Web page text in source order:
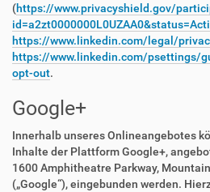
(https://www.privacyshield.gov/
https://www.linkedin.com/legal/
https://www.linkedin.com/psettings/
opt-out.
Google+
Innerhalb unseres Onlineangebotes
Inhalte der Plattform Google+,
1600 Amphitheatre Parkway, Mountain
(„Google“), eingebunden werden.